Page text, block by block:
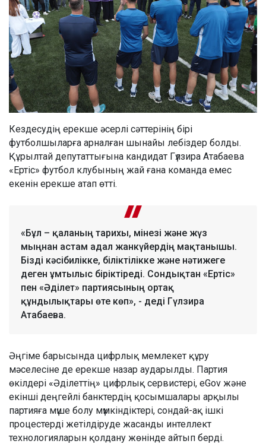
Кездесудің ерекше әсерлі сәттерінің бірі
футболшыларға арналған шынайы лебіздер болды.
Құрылтай депутаттығына кандидат Гүлзира Атабаева
«Ертіс» футбол клубының жай ғана команда емес
екенін ерекше атап өтті.
«Бұл – қаланың тарихы, мінезі және жүз
мыңнан астам адал жанкүйердің мақтанышы.
Бізді кәсібилікке, біліктілікке және нәтижеге
деген ұмтылыс біріктіреді. Сондықтан «Ертіс»
пен «Әділет» партиясының ортақ
құндылықтары өте көп», - деді Гүлзира
Атабаева.
Әңгіме барысында цифрлық мемлекет құру
мәселесіне де ерекше назар аударылды. Партия
өкілдері «Әділеттің» цифрлық сервистері, eGov және
екінші деңгейлі банктердің қосымшалары арқылы
партияға мүше болу мүмкіндіктері, сондай-ақ ішкі
процестерді жетілдіруде жасанды интеллект
технологияларын қолдану жөнінде айтып берді.